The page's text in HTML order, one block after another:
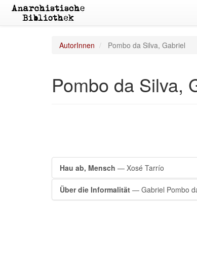
AutorInnen Pombo da Silva, Gabriel
Pombo da Silva,
Hau ab, Mensch — Xosé Tarrío
Über die Informalität — Gabriel Pombo